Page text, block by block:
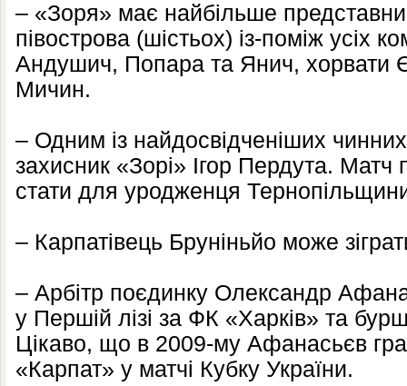
– «Зоря» має найбільше
півострова (шістьох) із-поміж усіх
Андушич, Попара та Янич, хорвати
Мичин.
– Одним із найдосвідченіших
захисник «Зорі» Ігор Пердута.
стати для уродженця
– Карпатівець Бруніньйо може
– Арбітр поєдинку Олександр
у Першій лізі за ФК «Харків» та
Цікаво, що в 2009-му Афанасьєв
«Карпат» у матчі Кубку України.